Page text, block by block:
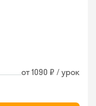
от 1090 ₽ / урок